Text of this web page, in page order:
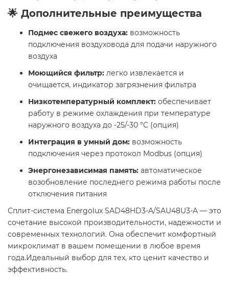
🌟 Дополнительные преимущества
Подмес свежего воздуха: возможность
подключения воздуховода для подачи наружного
воздуха
Моющийся фильтр: легко извлекается и
очищается, индикатор загрязнения фильтра
Низкотемпературный комплект: обеспечивает
работу в режиме охлаждения при температуре
наружного воздуха до -25/-30 °C (опция)
Интеграция в умный дом: возможность
подключения через протокол Modbus (опция)
Энергонезависимая память: автоматическое
возобновление последнего режима работы после
отключения питания
Сплит-система Energolux SAD48HD3-A/SAU48U3-A — это
сочетание высокой производительности, надежности и
современных технологий. Она обеспечит комфортный
микроклимат в вашем помещении в любое время
года.Идеальный выбор для тех, кто ценит качество и
эффективность.